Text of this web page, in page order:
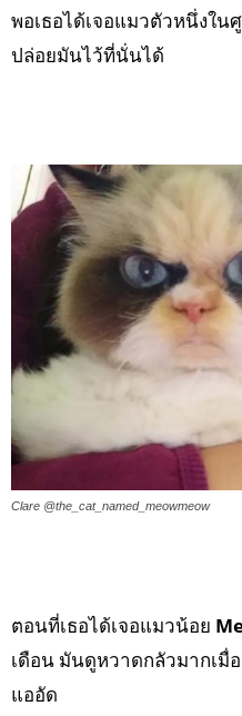
พอเธอได้เจอแมวตัวหนึ่งใน
ปล่อยมันไว้ที่นั่นได้
Clare @the_cat_named_meowmeow
ตอนที่เธอได้เจอแมวน้อย
เดือน มันดูหวาดกลัวมากเมื่
แออัด